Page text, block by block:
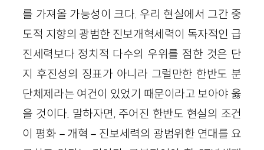
를 가져올 가능성이 크다. 우리 현실에서 그간 중
도적 지향의 광범한 진보개혁세력이 독자적인 급
진세력보다 정치적 다수의 우위를 점한 것은 단
지 후진성의 징표가 아니라 그럴만한 한반도 분
단체제라는 여건이 있었기 때문이라고 보아야 옳
을 것이다. 말하자면, 주어진 한반도 현실의 조건
이 평화－개혁－진보세력의 광범위한 연대를 요